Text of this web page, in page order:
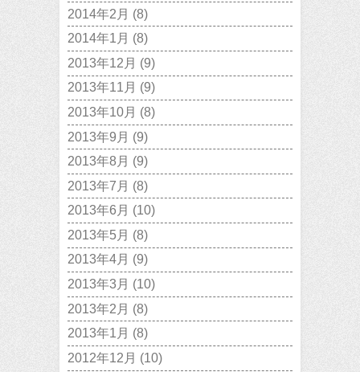
2014年2月 (8)
2014年1月 (8)
2013年12月 (9)
2013年11月 (9)
2013年10月 (8)
2013年9月 (9)
2013年8月 (9)
2013年7月 (8)
2013年6月 (10)
2013年5月 (8)
2013年4月 (9)
2013年3月 (10)
2013年2月 (8)
2013年1月 (8)
2012年12月 (10)